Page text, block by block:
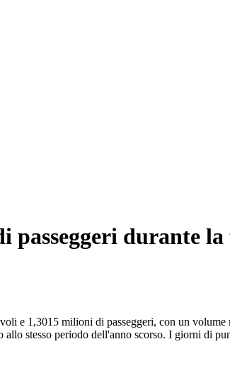
durante la
e 1,3015 milioni di passeggeri, con un
stesso periodo dell'anno scorso. I giorni di